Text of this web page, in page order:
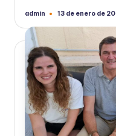
Publicado
admin 13 de enero de